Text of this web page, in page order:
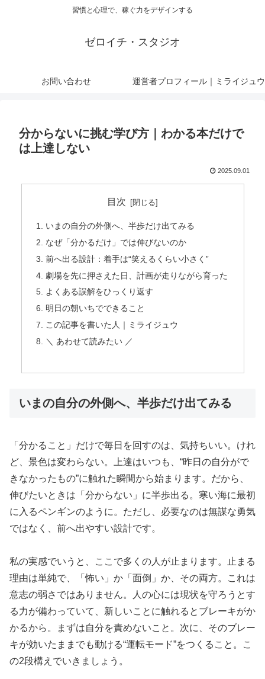
習慣と心理で、稼ぐ力をデザインする
ゼロイチ・スタジオ
お問い合わせ 運営者プロフィール｜ミライジュウ
分からないに挑む学び方｜わかる本だけで
は上達しない
2025.09.01
目次
いまの自分の外側へ、半歩だけ出てみる
なぜ「分かるだけ」では伸びないのか
前へ出る設計：着手は“笑えるくらい小さく”
劇場を先に押さえた日、計画が走りながら育った
よくある誤解をひっくり返す
明日の朝いちでできること
この記事を書いた人｜ミライジュウ
＼ あわせて読みたい ／
いまの自分の外側へ、半歩だけ出てみる
「分かること」だけで毎日を回すのは、気持ちいい。けれ
ど、景色は変わらない。上達はいつも、“昨日の自分がで
きなかったもの”に触れた瞬間から始まります。だから、
伸びたいときは「分からない」に半歩出る。寒い海に最初
に入るペンギンのように。ただし、必要なのは無謀な勇気
ではなく、前へ出やすい設計です。
私の実感でいうと、ここで多くの人が止まります。止まる
理由は単純で、「怖い」か「面倒」か、その両方。これは
意志の弱さではありません。人の心には現状を守ろうとす
る力が備わっていて、新しいことに触れるとブレーキがか
かるから。まずは自分を責めないこと。次に、そのブレー
キが効いたままでも動ける“運転モード”をつくること。こ
の2段構えでいきましょう。